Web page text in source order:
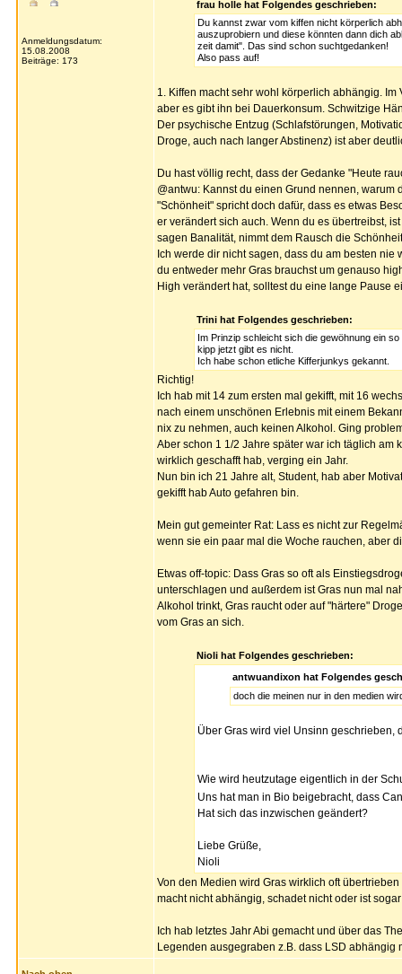
Anmeldungsdatum:
15.08.2008
Beiträge: 173
frau holle hat Folgendes geschrieben:
Du kannst zwar vom kiffen nicht körperlich
auszuprobiern und diese könnten dann dich
zeit damit". Das sind schon suchtgedanken!
Also pass auf!
1. Kiffen macht sehr wohl körperlich abhängig.
aber es gibt ihn bei Dauerkonsum. Schwitzige
Der psychische Entzug (Schlafstörungen,
Droge, auch nach langer Abstinenz) ist aber
Du hast völlig recht, dass der Gedanke "Heute
@antwu: Kannst du einen Grund nennen, warum
"Schönheit" spricht doch dafür, dass es etwas
er verändert sich auch. Wenn du es übertreibst,
sagen Banalität, nimmt dem Rausch die
Ich werde dir nicht sagen, dass du am besten
du entweder mehr Gras brauchst um genauso
High verändert hat, solltest du eine lange Pause
Trini hat Folgendes geschrieben:
Im Prinzip schleicht sich die gewöhnung ein
kipp jetzt gibt es nicht.
Ich habe schon etliche Kifferjunkys gekannt.
Richtig!
Ich hab mit 14 zum ersten mal gekifft, mit 16
nach einem unschönen Erlebnis mit einem
nix zu nehmen, auch keinen Alkohol. Ging
Aber schon 1 1/2 Jahre später war ich täglich am
wirklich geschafft hab, verging ein Jahr.
Nun bin ich 21 Jahre alt, Student, hab aber
gekifft hab Auto gefahren bin.
Mein gut gemeinter Rat: Lass es nicht zur
wenn sie ein paar mal die Woche rauchen, aber
Etwas off-topic: Dass Gras so oft als
unterschlagen und außerdem ist Gras nun mal
Alkohol trinkt, Gras raucht oder auf "härtere"
vom Gras an sich.
Nioli hat Folgendes geschrieben:
antwuandixon hat Folgendes
doch die meinen nur in den medien
Über Gras wird viel Unsinn geschrieben,
Wie wird heutzutage eigentlich in der
Uns hat man in Bio beigebracht, dass
Hat sich das inzwischen geändert?
Liebe Grüße,
Nioli
Von den Medien wird Gras wirklich oft
macht nicht abhängig, schadet nicht oder ist
Ich hab letztes Jahr Abi gemacht und über das
Legenden ausgegraben z.B. dass LSD